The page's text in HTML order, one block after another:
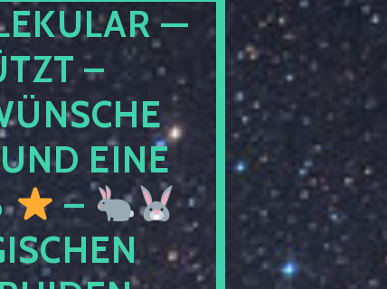
—
–
EINE
–